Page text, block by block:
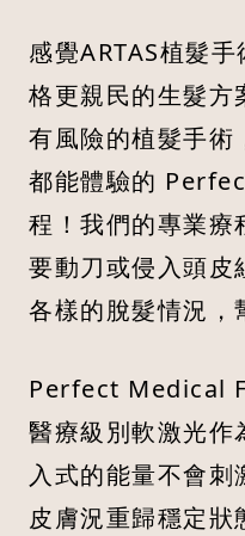
感覺ARTAS植髮
格更親民的生髮方
有風險的植髮手術
都能體驗的
程！我們的專業療
要動刀或侵入頭皮
各樣的脫髮情況，
Perfect Medical
醫療級別軟激光作
入式的能量不會
皮膚況重歸穩定狀